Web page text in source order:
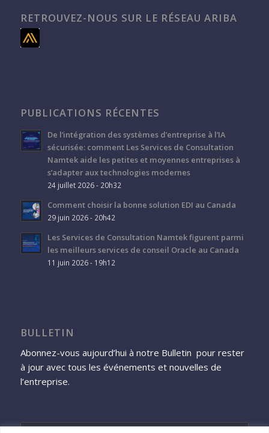
RETROUVEZ-NOUS SUR LE RÉSEAU ARIBA
PUBLICATIONS RÉCENTES
De l’intégration des systèmes d’entreprise à l’IA
sécurisée: comment Les Services de Consultation
Namtek aide les petites et moyennes entreprises à
s’adapter aux technologies modernes
24 juillet 2026 - 20h32
Comment choisir la bonne solution EDI au Canada
29 juin 2026 - 20h42
Les Services de Consultation Namtek figurent parmi
les meilleurs services de conseil Oracle au Canada
11 juin 2026 - 19h12
BULLETIN
Abonnez-vous aujourd’hui à notre Bulletin pour rester
à jour avec tous les événements et nouvelles de
l’entreprise.